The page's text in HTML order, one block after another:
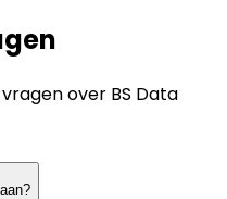
over BS Data